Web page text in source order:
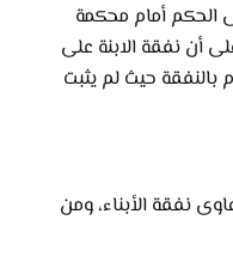
الحكم أمام محكمة
أن نفقة الابنة على
بالنفقة حيث لم يثبت
نفقة الأبناء، ومن